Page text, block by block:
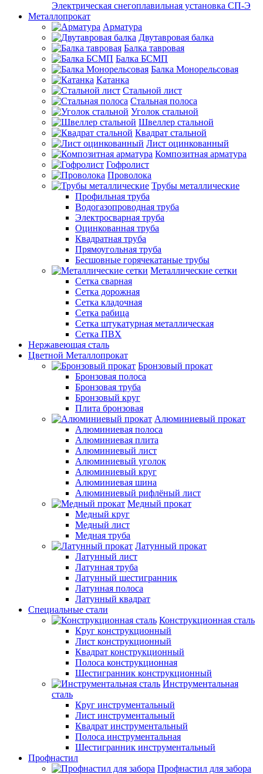
Электрическая снегоплавильная установка СП-Э
Металлопрокат
Арматура
Двутавровая балка
Балка тавровая
Балка БСМП
Балка Монорельсовая
Катанка
Стальной лист
Стальная полоса
Уголок стальной
Швеллер стальной
Квадрат стальной
Лист оцинкованный
Композитная арматура
Гофролист
Проволока
Трубы металлические
Профильная труба
Водогазопроводная труба
Электросварная труба
Оцинкованная труба
Квадратная труба
Прямоугольная труба
Бесшовные горячекатаные трубы
Металлические сетки
Сетка сварная
Сетка дорожная
Сетка кладочная
Сетка рабица
Сетка штукатурная металлическая
Сетка ПВХ
Нержавеющая сталь
Цветной Металлопрокат
Бронзовый прокат
Бронзовая полоса
Бронзовая труба
Бронзовый круг
Плита бронзовая
Алюминиевый прокат
Алюминиевая полоса
Алюминиевая плита
Алюминиевый лист
Алюминиевый уголок
Алюминиевый круг
Алюминиевая шина
Алюминиевый рифлёный лист
Медный прокат
Медный круг
Медный лист
Медная труба
Латунный прокат
Латунный лист
Латунная труба
Латунный шестигранник
Латунная полоса
Латунный квадрат
Специальные стали
Конструкционная сталь
Круг конструкционный
Лист конструкционный
Квадрат конструкционный
Полоса конструкционная
Шестигранник конструкционный
Инструментальная
сталь
Круг инструментальный
Лист инструментальный
Квадрат инструментальный
Полоса инструментальная
Шестигранник инструментальный
Профнастил
Профнастил для забора